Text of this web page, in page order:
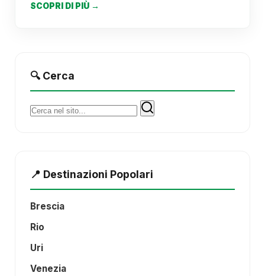
SCOPRI DI PIÙ →
🔍 Cerca
Cerca:
📍 Destinazioni Popolari
Brescia
Rio
Uri
Venezia